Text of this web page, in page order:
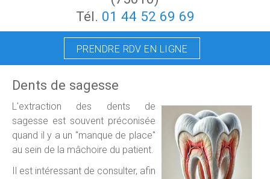
Tél. 01 44 52 69 69
PRENDRE RDV EN LIGNE
Dents de sagesse
L'extraction des dents de
sagesse est souvent préconisée
quand il y a un "manque de place"
au sein de la mâchoire du patient.
Il est intéressant de consulter, afin